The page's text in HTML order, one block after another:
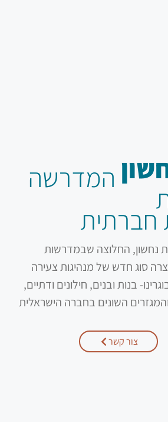
המדרשה
חברתית
נחשון, החלוצה שבמדרשות
סוג חדש של מנהיגות צעירה
בנות ובנים, חילונים ודתיים,
השונים בחברה הישראלית
צור קשר